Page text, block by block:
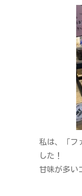
私は、「フ
した！
甘味が多い